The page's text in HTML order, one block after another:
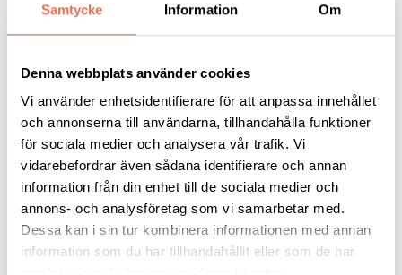
Samtycke Information Om
Denna webbplats använder cookies
Vi använder enhetsidentifierare för att anpassa innehållet
och annonserna till användarna, tillhandahålla funktioner
för sociala medier och analysera vår trafik. Vi
vidarebefordrar även sådana identifierare och annan
information från din enhet till de sociala medier och
annons- och analysföretag som vi samarbetar med.
Dessa kan i sin tur kombinera informationen med annan
information som du har tillhandahållit eller som de har
och framtidstro. Vårt mål är att personer som lever med
till ett värdigt liv.
Neuros uppdrag består av tre delar:
Bilda opinion
Råd och stöd